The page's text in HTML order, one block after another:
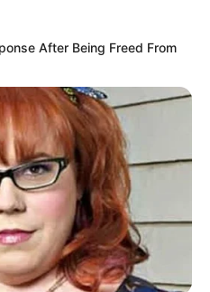
After Being Freed From